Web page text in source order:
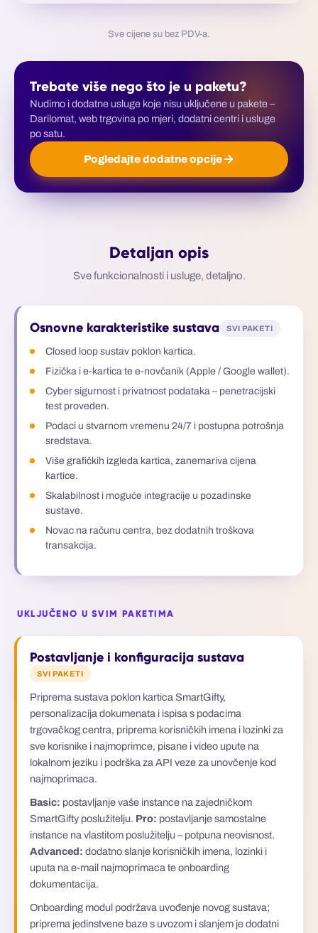
Sve cijene su bez PDV-a.
Trebate više nego što je u paketu?
Nudimo i dodatne usluge koje nisu uključene u pakete –
Darilomat, web trgovina po mjeri, dodatni centri i usluge
po satu.
Pogledajte dodatne opcije
Detaljan opis
Sve funkcionalnosti i usluge, detaljno.
Osnovne karakteristike sustava SVI PAKETI
Closed loop sustav poklon kartica.
Fizička i e-kartica te e-novčanik (Apple / Google wallet).
Cyber sigurnost i privatnost podataka – penetracijski
test proveden.
Podaci u stvarnom vremenu 24/7 i postupna potrošnja
sredstava.
Više grafičkih izgleda kartica, zanemariva cijena
kartice.
Skalabilnost i moguće integracije u pozadinske
sustave.
Novac na računu centra, bez dodatnih troškova
transakcija.
UKLJUČENO U SVIM PAKETIMA
Postavljanje i konfiguracija sustava
SVI PAKETI
Priprema sustava poklon kartica SmartGifty,
personalizacija dokumenata i ispisa s podacima
trgovačkog centra, priprema korisničkih imena i lozinki za
sve korisnike i najmoprimce, pisane i video upute na
lokalnom jeziku i podrška za API veze za unovčenje kod
najmoprimaca.
Basic: postavljanje vaše instance na zajedničkom
SmartGifty poslužitelju. Pro: postavljanje samostalne
instance na vlastitom poslužitelju – potpuna neovisnost.
Advanced: dodatno slanje korisničkih imena, lozinki i
uputa na e-mail najmoprimaca te onboarding
dokumentacija.
Onboarding modul podržava uvođenje novog sustava;
priprema jedinstvene baze s uvozom i slanjem je dodatni